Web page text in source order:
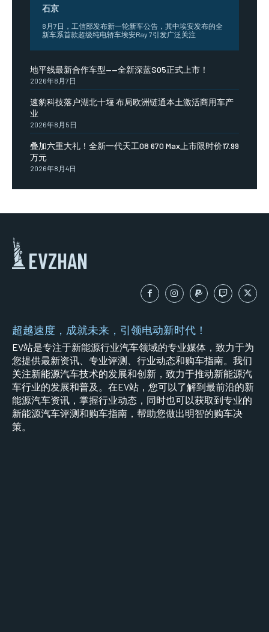
石京
8月7日，工信部发布新一轮新车公告，其中埃安发布的全
新车系首款超级纯电轿车埃安Ray 7引发广泛关注
地平线最新合作车型——全新深蓝S05正式上市！
2026年8月7日
速豹科技落户湖北十堰 布局欧洲链通本土激活商用车产
业
2026年8月5日
叠加六重大礼！全新一代天工08 670 Max上市限时价17.99
万元
2026年8月4日
EVZHAN
超越速度，成就未来，引领电动新时代！
EV站是专注于新能源行业汽车领域的专业媒体，致力于为
您提供最新资讯、专业评测、行业动态和购车指南。我们
关注新能源汽车技术的发展和创新，致力于推动新能源汽
车行业的发展和普及。在EV站，您可以了解到最前沿的新
能源汽车资讯，掌握行业动态，同时也可以获取到专业的
新能源汽车评测和购车指南，帮助您做出明智的购车决
策。